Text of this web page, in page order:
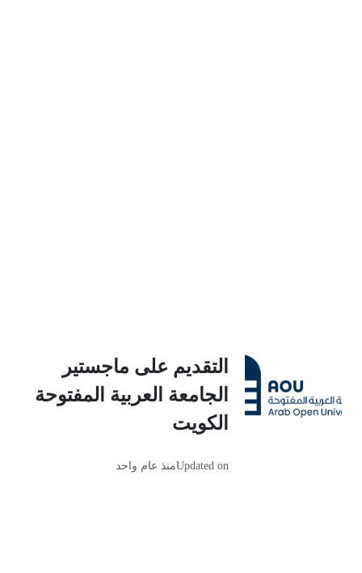
التقديم على ماجستير
الجامعة العربية المفتوحة
الكويت
Updated onمنذ عام واحد